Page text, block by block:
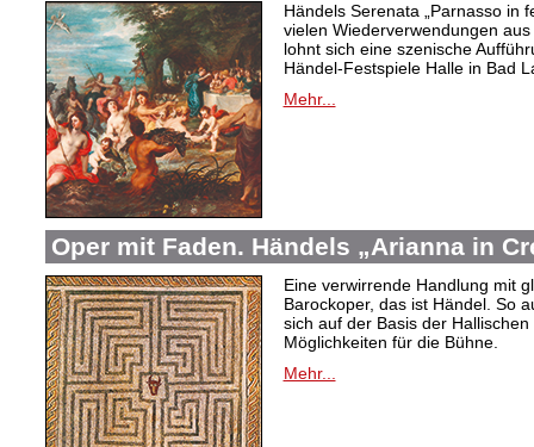
Händels Serenata „Parnasso in
vielen Wiederverwendungen
lohnt sich eine szenische
Händel-Festspiele Halle in Bad
Mehr...
Oper mit Faden. Händels „Arianna in
Eine verwirrende Handlung mit
Barockoper, das ist Händel. So
sich auf der Basis der
Möglichkeiten für die Bühne.
Mehr...